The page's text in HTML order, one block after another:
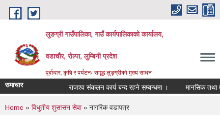
Skip to main content
लुङग्री गाउँपालिका, गाउँ कार्यपालिकाको कार्यालय,
वडाचौर, रोल्पा, लुम्बिनी प्रदेश
पूर्वाधार, कृषि र पर्यटनः समृद्ध लुङ्ग्रीको मुख्य साधन
समाचार राजश्व संकलन कार्य बन्द रहने सम्बन्धमा । मानसिक तथा
You are here
Home » विधुतीय शुसासन सेवा» नागरिक वडापत्र